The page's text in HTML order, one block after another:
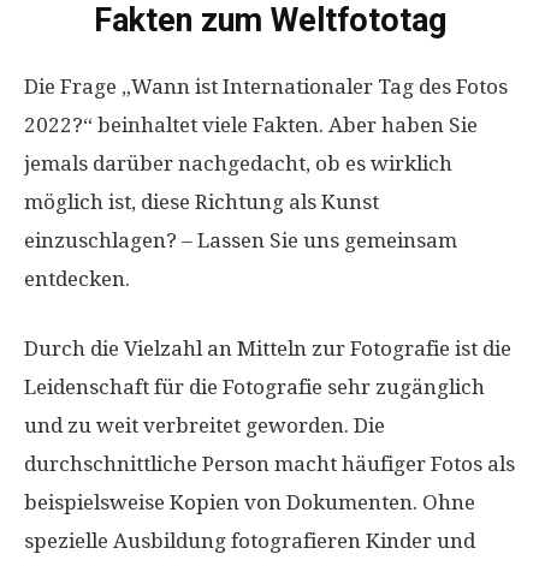
Fakten zum Weltfototag
Die Frage „Wann ist Internationaler Tag des Fotos
2022?“ beinhaltet viele Fakten. Aber haben Sie
jemals darüber nachgedacht, ob es wirklich
möglich ist, diese Richtung als Kunst
einzuschlagen? – Lassen Sie uns gemeinsam
entdecken.
Durch die Vielzahl an Mitteln zur Fotografie ist die
Leidenschaft für die Fotografie sehr zugänglich
und zu weit verbreitet geworden. Die
durchschnittliche Person macht häufiger Fotos als
beispielsweise Kopien von Dokumenten. Ohne
spezielle Ausbildung fotografieren Kinder und